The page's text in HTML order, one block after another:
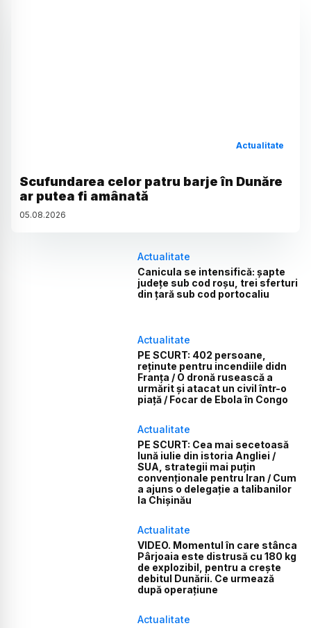
Actualitate
Scufundarea celor patru barje în Dunăre
ar putea fi amânată
05.08.2026
Actualitate
Canicula se intensifică: șapte
județe sub cod roșu, trei sferturi
din țară sub cod portocaliu
Actualitate
PE SCURT: 402 persoane,
reținute pentru incendiile didn
Franța / O dronă rusească a
urmărit și atacat un civil într-o
piață / Focar de Ebola în Congo
Actualitate
PE SCURT: Cea mai secetoasă
lună iulie din istoria Angliei /
SUA, strategii mai puțin
convenționale pentru Iran / Cum
a ajuns o delegație a talibanilor
la Chișinău
Actualitate
VIDEO. Momentul în care stânca
Pârjoaia este distrusă cu 180 kg
de explozibil, pentru a crește
debitul Dunării. Ce urmează
după operațiune
Actualitate